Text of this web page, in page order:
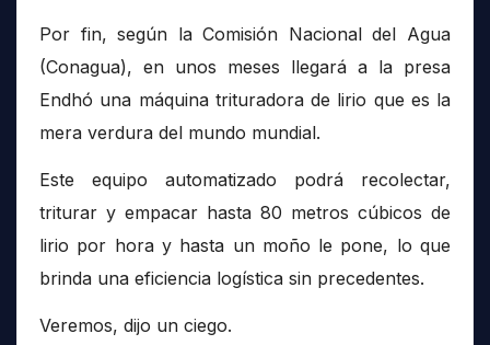
Por fin, según la Comisión Nacional del Agua
(Conagua), en unos meses llegará a la presa
Endhó una máquina trituradora de lirio que es la
mera verdura del mundo mundial.
Este equipo automatizado podrá recolectar,
triturar y empacar hasta 80 metros cúbicos de
lirio por hora y hasta un moño le pone, lo que
brinda una eficiencia logística sin precedentes.
Veremos, dijo un ciego.